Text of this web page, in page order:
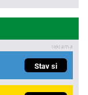
Stav si